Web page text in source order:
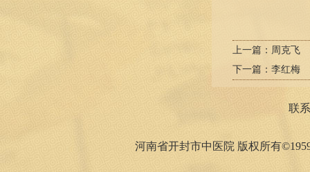
上一篇： 周克飞
下一篇： 李红梅
联
河南省开封市中医院 版权所有